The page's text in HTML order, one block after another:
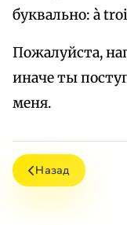
буквально: à
Пожалуйста,
иначе ты
меня.
Назад